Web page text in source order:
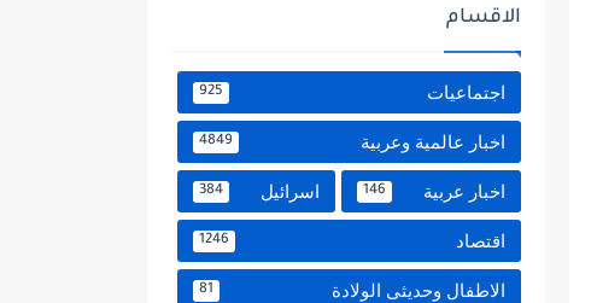
الاقسام
اجتماعيات 925
اخبار عالمية وعربية 4849
اخبار عربية 146 اسرائيل 384
اقتصاد 1246
الاطفال وحديثى الولادة 81